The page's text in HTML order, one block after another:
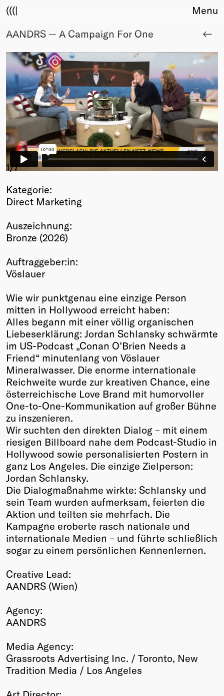
(((|
About
Award
Sponsors
Fair Work
TBD
Events
Upcoming
Past
Membership
Members
Young Creatives
Winners
Past
Annual
Menu
AANDRS — A Campaign For One
1/7
Kategorie:
Direct Marketing
Auszeichnung:
Bronze (2026)
Auftraggeber:in:
Vöslauer
Wie wir punktgenau eine einzige Person
mitten in Hollywood erreicht haben:
Alles begann mit einer völlig organischen
Liebeserklärung: Jordan Schlansky schwärmte
im US-Podcast „Conan O’Brien Needs a
Friend“ minutenlang von Vöslauer
Mineralwasser. Die enorme internationale
Reichweite wurde zur kreativen Chance, eine
österreichische Love Brand mit humorvoller
One-to-One-Kommunikation auf großer Bühne
zu inszenieren.
Wir suchten den direkten Dialog – mit einem
riesigen Billboard nahe dem Podcast-Studio in
Hollywood sowie personalisierten Postern in
ganz Los Angeles. Die einzige Zielperson:
Jordan Schlansky.
Die Dialogmaßnahme wirkte: Schlansky und
sein Team wurden aufmerksam, feierten die
Aktion und teilten sie mehrfach. Die
Kampagne eroberte rasch nationale und
internationale Medien – und führte schließlich
sogar zu einem persönlichen Kennenlernen.
Creative Lead:
AANDRS (Wien)
Agency:
AANDRS
Media Agency:
Grassroots Advertising Inc. / Toronto, New
Tradition Media / Los Angeles